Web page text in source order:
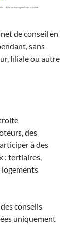
de conseil en
sans
filiale ou autre
des
à des
: tertiaires,
logements
conseils
uniquement